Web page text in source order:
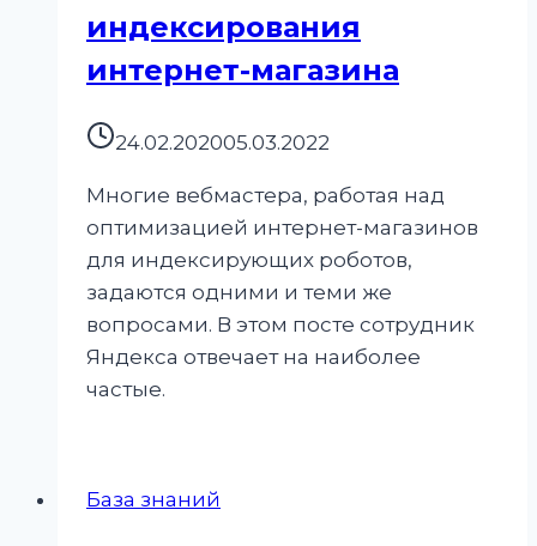
индексирования
интернет-магазина
24.02.202005.03.2022
Многие вебмастера, работая над
оптимизацией интернет-магазинов
для индексирующих роботов,
задаются одними и теми же
вопросами. В этом посте сотрудник
Яндекса отвечает на наиболее
частые.
База знаний